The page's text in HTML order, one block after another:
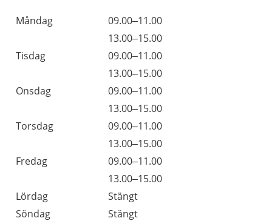
Måndag
09.00–11.00
13.00–15.00
Tisdag
09.00–11.00
13.00–15.00
Onsdag
09.00–11.00
13.00–15.00
Torsdag
09.00–11.00
13.00–15.00
Fredag
09.00–11.00
13.00–15.00
Lördag
Stängt
Söndag
Stängt